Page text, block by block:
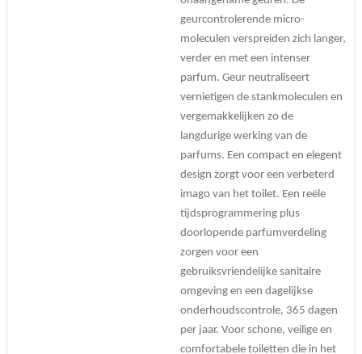
geurcontrolerende micro-
moleculen verspreiden zich langer,
verder en met een intenser
parfum. Geur neutraliseert
vernietigen de stankmoleculen en
vergemakkelijken zo de
langdurige werking van de
parfums. Een compact en elegent
design zorgt voor een verbeterd
imago van het toilet. Een reële
tijdsprogrammering plus
doorlopende parfumverdeling
zorgen voor een
gebruiksvriendelijke sanitaire
omgeving en een dagelijkse
onderhoudscontrole, 365 dagen
per jaar. Voor schone, veilige en
comfortabele toiletten die in het